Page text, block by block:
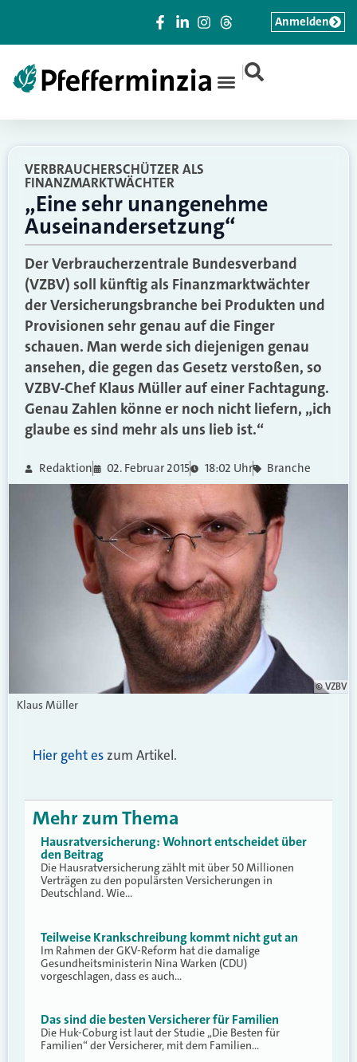
|
Anmelden
VERBRAUCHERSCHÜTZER ALS
FINANZMARKTWÄCHTER
„Eine sehr unangenehme
Auseinandersetzung“
Der Verbraucherzentrale Bundesverband
(VZBV) soll künftig als Finanzmarktwächter
der Versicherungsbranche bei Produkten und
Provisionen sehr genau auf die Finger
schauen. Man werde sich diejenigen genau
ansehen, die gegen das Gesetz verstoßen, so
VZBV-Chef Klaus Müller auf einer Fachtagung.
Genau Zahlen könne er noch nicht liefern, „ich
glaube es sind mehr als uns lieb ist.“
Redaktion 02. Februar 2015 18:02 Uhr Branche
© VZBV
Klaus Müller
Hier geht eszum Artikel.
Mehr zum Thema
Hausratversicherung: Wohnort entscheidet über
den Beitrag
Die Hausratversicherung zählt mit über 50 Millionen
Verträgen zu den populärsten Versicherungen in
Deutschland. Wie…
Teilweise Krankschreibung kommt nicht gut an
Im Rahmen der GKV-Reform hat die damalige
Gesundheitsministerin Nina Warken (CDU)
vorgeschlagen, dass es auch…
Das sind die besten Versicherer für Familien
Die Huk-Coburg ist laut der Studie „Die Besten für
Familien“ der Versicherer, mit dem Familien…